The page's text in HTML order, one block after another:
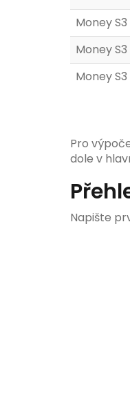
Money
Money
Money
Pro
dole v
Napište